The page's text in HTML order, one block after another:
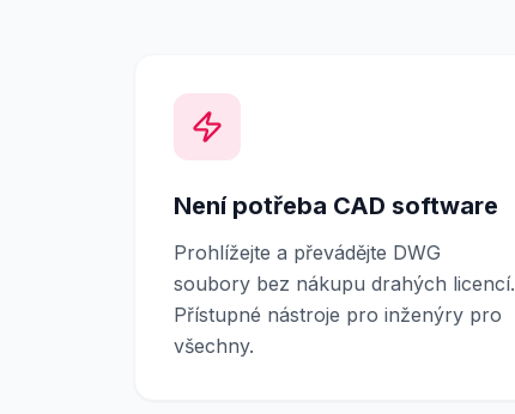
Není potřeba CAD software
Prohlížejte a převádějte DWG
soubory bez nákupu drahých licencí.
Přístupné nástroje pro inženýry pro
všechny.